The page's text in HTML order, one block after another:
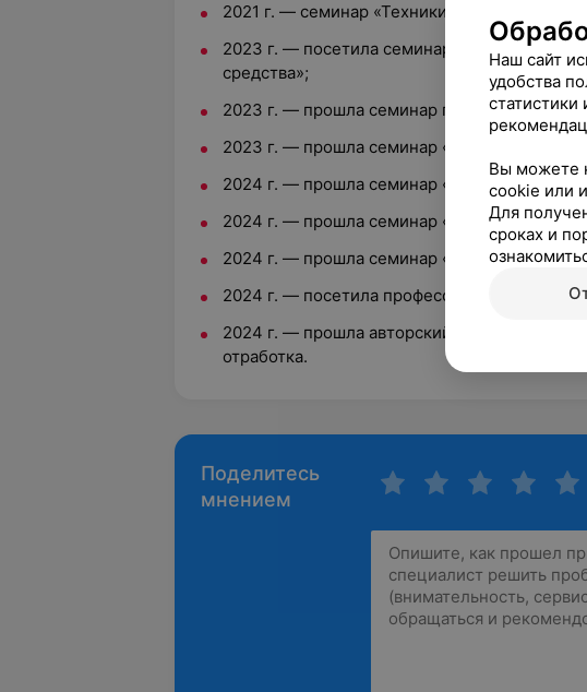
2021 г. — семинар «Техники Балаяж»;
2023 г. — посетила семинар «Красители
средства»;
2023 г. — прошла семинар по теме
2023 г. — прошла семинар «Шатуш»;
2024 г. — прошла семинар «Tefia»;
2024 г. — прошла семинар «Знакомство с
2024 г. — прошла семинар «Concept /
2024 г. — посетила профессиональный
2024 г. — прошла авторский курс
отработка.
Поделитесь
мнением
Наш сайт
удобства
Вы можете
cookie или
Для
сроках и